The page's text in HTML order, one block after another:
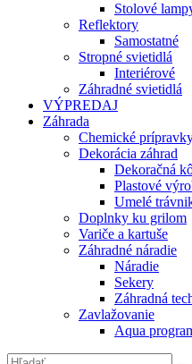
Stolové
Reflektory
Samostatné
Stropné svietidlá
Interiérové
Záhradné svietidlá
VÝPREDAJ
Záhrada
Chemické
Dekorácia záhrad
Dekoračná
Plastové
Umelé
Doplnky ku grilom
Variče a kartuše
Záhradné náradie
Náradie
Sekery
Záhradná
Zavlažovanie
Aqua